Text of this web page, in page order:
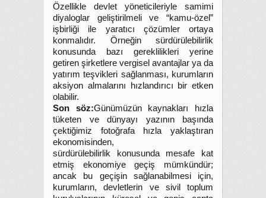
Özellikle devlet yöneticileriyle samimi
diyaloglar geliştirilmeli ve “kamu-özel”
işbirliği ile yaratıcı çözümler ortaya
konmalıdır. Örneğin sürdürülebilirlik
konusunda bazı gereklilikleri yerine
getiren şirketlere vergisel avantajlar ya da
yatırım teşvikleri sağlanması, kurumların
aksiyon almalarını hızlandırıcı bir etken
olabilir.
Son söz:Günümüzün kaynakları hızla
tüketen ve dünyayı yazının başında
çektiğimiz fotoğrafa hızla yaklaştıran
ekonomisinden,
sürdürülebilirlik konusunda mesafe kat
etmiş ekonomiye geçiş mümkündür;
ancak bu geçişin sağlanabilmesi için,
kurumların, devletlerin ve sivil toplum